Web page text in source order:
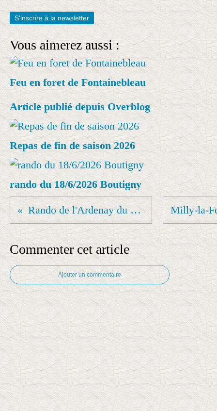
S'inscrire à la newsletter
Vous aimerez aussi :
Feu en foret de Fontainebleau
Article publié depuis Overblog
Repas de fin de saison 2026
rando du 18/6/2026 Boutigny
Rando de l'Ardenay du 13 02 2024
Commenter cet article
Ajouter un commentaire